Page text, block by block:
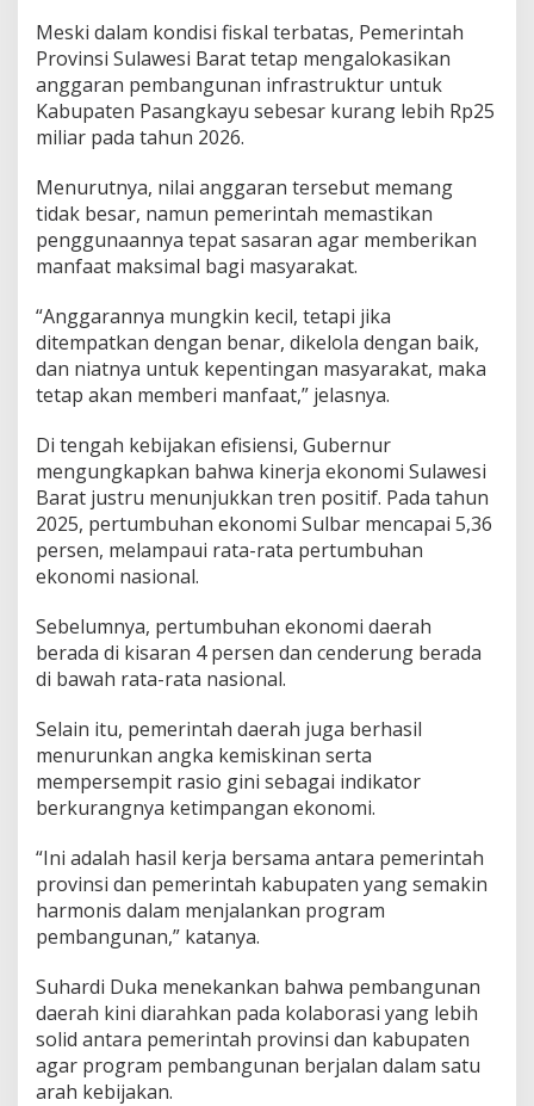
a
s
t
r
u
k
u
r
P
s
n
g
k
y
d
i
T
n
g
E
i
s
e
n
i
A
g
g
r
a
Meski dalam kondisi fiskal terbatas, Pemerintah
Provinsi Sulawesi Barat tetap mengalokasikan
anggaran pembangunan infrastruktur untuk
Kabupaten Pasangkayu sebesar kurang lebih Rp25
miliar pada tahun 2026.
Menurutnya, nilai anggaran tersebut memang
tidak besar, namun pemerintah memastikan
penggunaannya tepat sasaran agar memberikan
manfaat maksimal bagi masyarakat.
“Anggarannya mungkin kecil, tetapi jika
ditempatkan dengan benar, dikelola dengan baik,
dan niatnya untuk kepentingan masyarakat, maka
tetap akan memberi manfaat,” jelasnya.
Di tengah kebijakan efisiensi, Gubernur
mengungkapkan bahwa kinerja ekonomi Sulawesi
Barat justru menunjukkan tren positif. Pada tahun
2025, pertumbuhan ekonomi Sulbar mencapai 5,36
persen, melampaui rata-rata pertumbuhan
ekonomi nasional.
Sebelumnya, pertumbuhan ekonomi daerah
berada di kisaran 4 persen dan cenderung berada
di bawah rata-rata nasional.
Selain itu, pemerintah daerah juga berhasil
menurunkan angka kemiskinan serta
mempersempit rasio gini sebagai indikator
berkurangnya ketimpangan ekonomi.
“Ini adalah hasil kerja bersama antara pemerintah
provinsi dan pemerintah kabupaten yang semakin
harmonis dalam menjalankan program
pembangunan,” katanya.
Suhardi Duka menekankan bahwa pembangunan
daerah kini diarahkan pada kolaborasi yang lebih
solid antara pemerintah provinsi dan kabupaten
agar program pembangunan berjalan dalam satu
arah kebijakan.